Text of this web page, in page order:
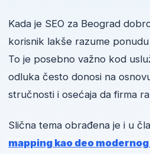
Kada je SEO za Beograd
korisnik lakše razume
To je posebno važno kod
odluka često donosi na
stručnosti i osećaja da firma
Slična tema obrađena je i u
mapping kao deo